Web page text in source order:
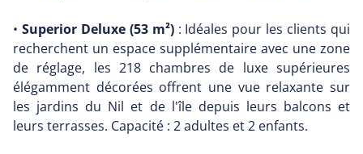
• Superior Deluxe (53 m²): Idéales pour les clients qui
recherchent un espace supplémentaire avec une zone
de réglage, les 218 chambres de luxe supérieures
élégamment décorées offrent une vue relaxante sur
les jardins du Nil et de l'île depuis leurs balcons et
leurs terrasses. Capacité : 2 adultes et 2 enfants.